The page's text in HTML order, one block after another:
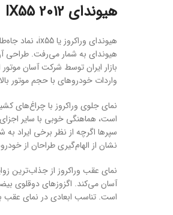
هیوندای IX55 2012
هیوندای به شمار می‌رفت. طراحی
واردات خودروهای با حجم موتور بالای 2500 سی‌سی
نمای جلوی وراکروز با چراغ‌های
است، هماهنگی خوبی با سایر
نشان از الهام‌گیری طراحان از
نمای عقب وراکروز از جذاب‌ترین
آسان می‌کند. اگزوزهای دوقلوی
است. تناسب ابعادی در نمای عقب